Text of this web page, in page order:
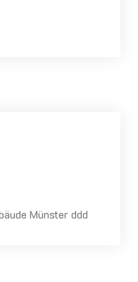
Münster ddd